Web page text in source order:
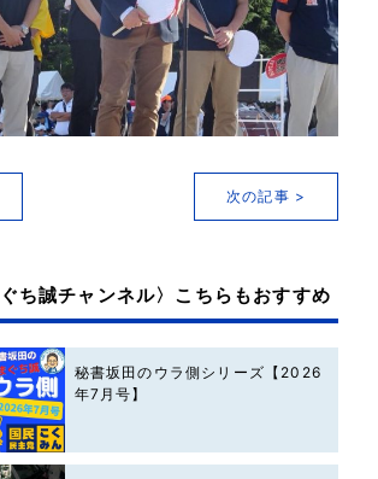
次の記事 >
ぐち誠チャンネル〉こちらもおすすめ
秘書坂田のウラ側シリーズ【2026
年7月号】